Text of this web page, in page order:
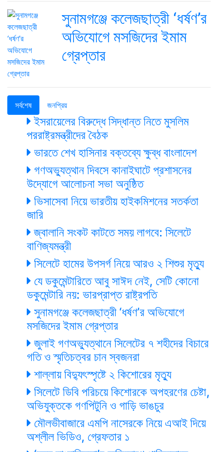
সুনামগঞ্জে কলেজছাত্রী ‘ধর্ষণ’র
অভিযোগে মসজিদের ইমাম
গ্রেপ্তার
সর্বশেষ জনপ্রিয়
ইসরায়েলের বিরুদ্ধে সিদ্ধান্ত নিতে মুসলিম
পররাষ্ট্রমন্ত্রীদের বৈঠক
ভারতে শেখ হাসিনার বক্তব্যে ক্ষুব্ধ বাংলাদেশ
গণঅভ্যুত্থান দিবসে কানাইঘাটে প্রশাসনের
উদ্যোগে আলোচনা সভা অনুষ্ঠিত
ভিসাসেবা নিয়ে ভারতীয় হাইকমিশনের সতর্কতা
জারি
জ্বালানি সংকট কাটতে সময় লাগবে: সিলেটে
বাণিজ্যমন্ত্রী
সিলেটে হামের উপসর্গ নিয়ে আরও ২ শিশুর মৃত্যু
যে ডকুমেন্টারিতে আবু সাঈদ নেই, সেটি কোনো
ডকুমেন্টারি নয়: ভারপ্রাপ্ত রাষ্ট্রপতি
সুনামগঞ্জে কলেজছাত্রী ‘ধর্ষণ’র অভিযোগে
মসজিদের ইমাম গ্রেপ্তার
জুলাই গণঅভ্যুত্থানে সিলেটের ৭ শহীদের বিচারে
গতি ও স্মৃতিচত্বর চান স্বজনরা
শাল্লায় বিদ্যুৎস্পৃষ্টে ২ কিশোরের মৃত্যু
সিলেটে ডিবি পরিচয়ে কিশোরকে অপহরণের চেষ্টা,
অভিযুক্তকে গণপিটুনি ও গাড়ি ভাঙচুর
মৌলভীবাজারে এমপি নাসেরকে নিয়ে এআই দিয়ে
অশ্লীল ভিডিও, গ্রেফতার ১